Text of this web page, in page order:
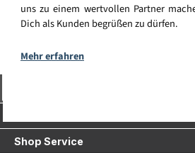
uns zu einem wertvollen Partner
Dich als Kunden begrüßen zu dürfen.
Mehr erfahren
Shop Service